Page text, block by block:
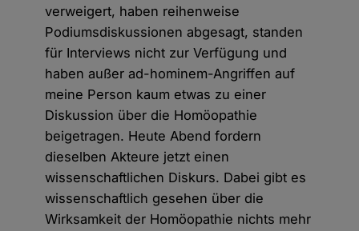
verweigert, haben reihenweise
Podiumsdiskussionen abgesagt, standen
für Interviews nicht zur Verfügung und
haben außer ad-hominem-Angriffen auf
meine Person kaum etwas zu einer
Diskussion über die Homöopathie
beigetragen. Heute Abend fordern
dieselben Akteure jetzt einen
wissenschaftlichen Diskurs. Dabei gibt es
wissenschaftlich gesehen über die
Wirksamkeit der Homöopathie nichts mehr